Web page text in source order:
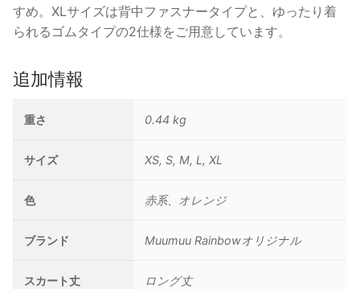
レ
ス
オ
レ
すめ。XLサイズは背中ファスナータイプと、ゆったり着
られるゴムタイプの2仕様をご用意しています。
追加情報
重さ 0.44 kg
サイズ XS, S, M, L, XL
色 赤系、オレンジ
ブランド Muumuu Rainbowオリジナル
スカート丈 ロング丈